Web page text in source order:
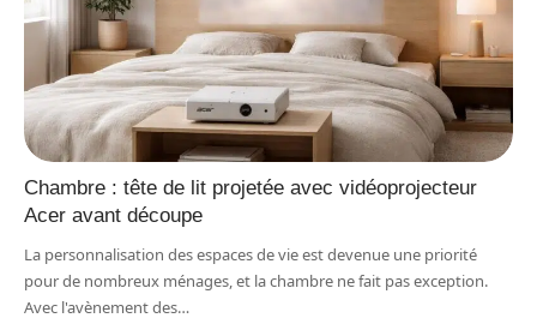
Chambre : tête de lit projetée avec vidéoprojecteur
Acer avant découpe
La personnalisation des espaces de vie est devenue une priorité
pour de nombreux ménages, et la chambre ne fait pas exception.
Avec l'avènement des…